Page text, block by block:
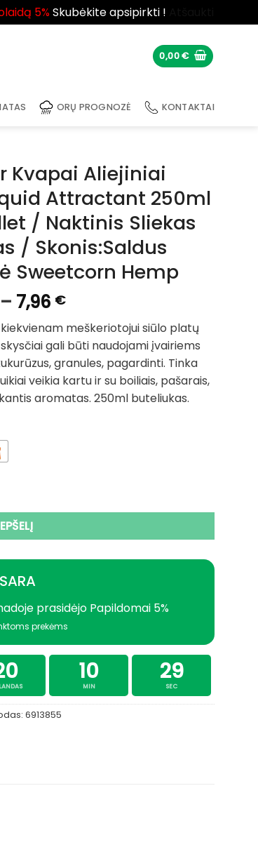
5%Skubėkite apsipirkti !
0,00€
ORŲ PROGNOZĖ KONTAKTAI
Kvapai Aliejiniai
Attractant 250ml
/ Naktinis Sliekas
/ Skonis:Saldus
Sweetcorn Hemp
– 7,96 €Price
range:
6,70 €
through
7,96 €
meškeriotojui siūlo platų
gali būti naudojami įvairiems
granules, pagardinti. Tinka
veikia kartu ir su boiliais, pašarais,
aromatas. 250ml buteliukas.
Aliejiniai DYNAMITE BAITS XL Liquid
prasidėjo Papildomai 5%
prekėms
10
MIN
28
SEC
6913855